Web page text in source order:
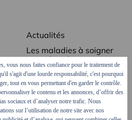
Actualités
Les maladies à soigner
avec des plantes
Les secrets des plantes
médicinales
Ordonnances vertes
Podcasts et vidéos
vous nous faites confiance pour le traitement de
s'agit d'une lourde responsabilité, c'est pourquoi
tout en vous permettant d'en garder le contrôle.
le contenu et les annonces, d’offrir des
sociaux et d’analyser notre trafic. Nous
sur l’utilisation de notre site avec nos